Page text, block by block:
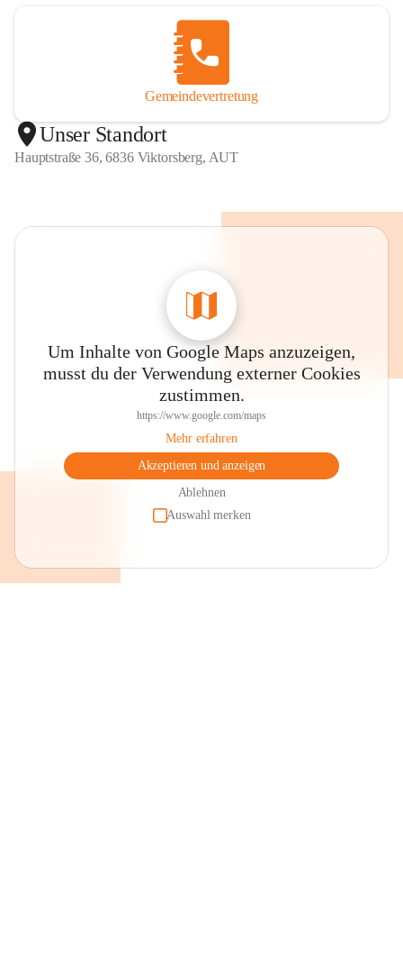
Gemeindevertretung
Unser Standort
Hauptstraße 36, 6836 Viktorsberg, AUT
Um Inhalte von Google Maps anzuzeigen,
musst du der Verwendung externer Cookies
zustimmen.
https://www.google.com/maps
Mehr erfahren
Akzeptieren und anzeigen
Ablehnen
Auswahl merken